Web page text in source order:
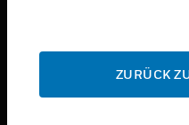
toggle view
toggle view
ZURÜCK